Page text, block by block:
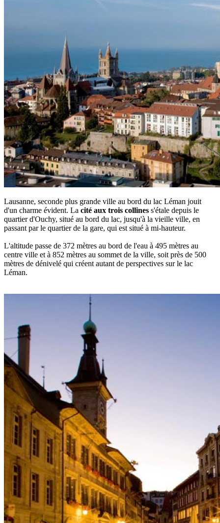
Lausanne, seconde plus grande ville au bord du lac Léman jouit
d'un charme évident. La cité aux trois collines s'étale depuis le
quartier d'Ouchy, situé au bord du lac, jusqu'à la vieille ville, en
passant par le quartier de la gare, qui est situé à mi-hauteur.
L'altitude passe de 372 mètres au bord de l'eau à 495 mètres au
centre ville et à 852 mètres au sommet de la ville, soit près de 500
mètres de dénivelé qui créent autant de perspectives sur le lac
Léman.